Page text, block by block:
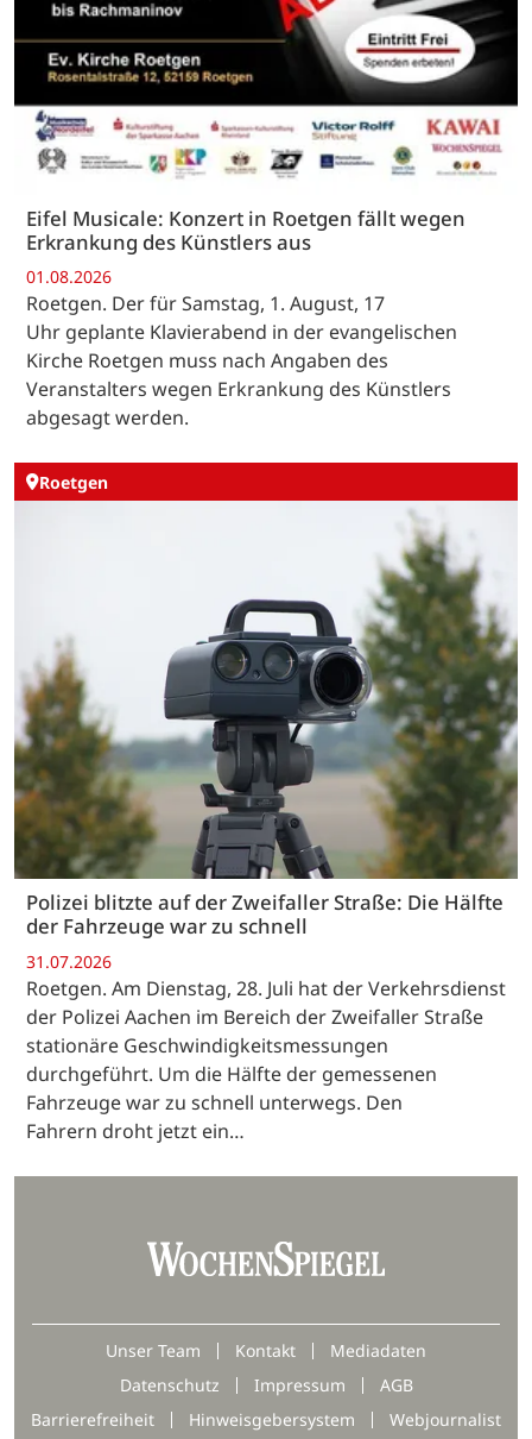
Eifel Musicale: Konzert in Roetgen fällt wegen
Erkrankung des Künstlers aus
01.08.2026
Roetgen. Der für Samstag, 1. August, 17
Uhr geplante Klavierabend in der evangelischen
Kirche Roetgen muss nach Angaben des
Veranstalters wegen Erkrankung des Künstlers
abgesagt werden.
Roetgen
Polizei blitzte auf der Zweifaller Straße: Die Hälfte
der Fahrzeuge war zu schnell
31.07.2026
Roetgen. Am Dienstag, 28. Juli hat der Verkehrsdienst
der Polizei Aachen im Bereich der Zweifaller Straße
stationäre Geschwindigkeitsmessungen
durchgeführt. Um die Hälfte der gemessenen
Fahrzeuge war zu schnell unterwegs. Den
Fahrern droht jetzt ein…
Unser Team Kontakt
Mediadaten
Datenschutz
Impressum
AGB
Barrierefreiheit
Hinweisgebersystem Webjournalist